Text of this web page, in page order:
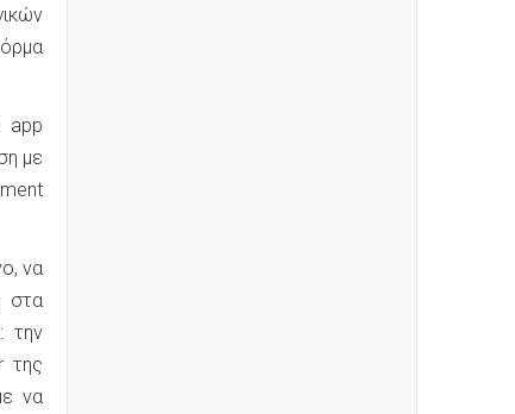
app
με
να
στα
την
της
να